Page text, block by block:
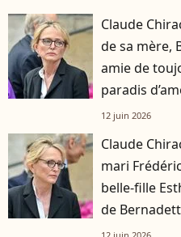
Claude
de sa mère,
amie de
paradis
des oiseaux"
12 juin 2026
Claude
mari
belle-fille
de